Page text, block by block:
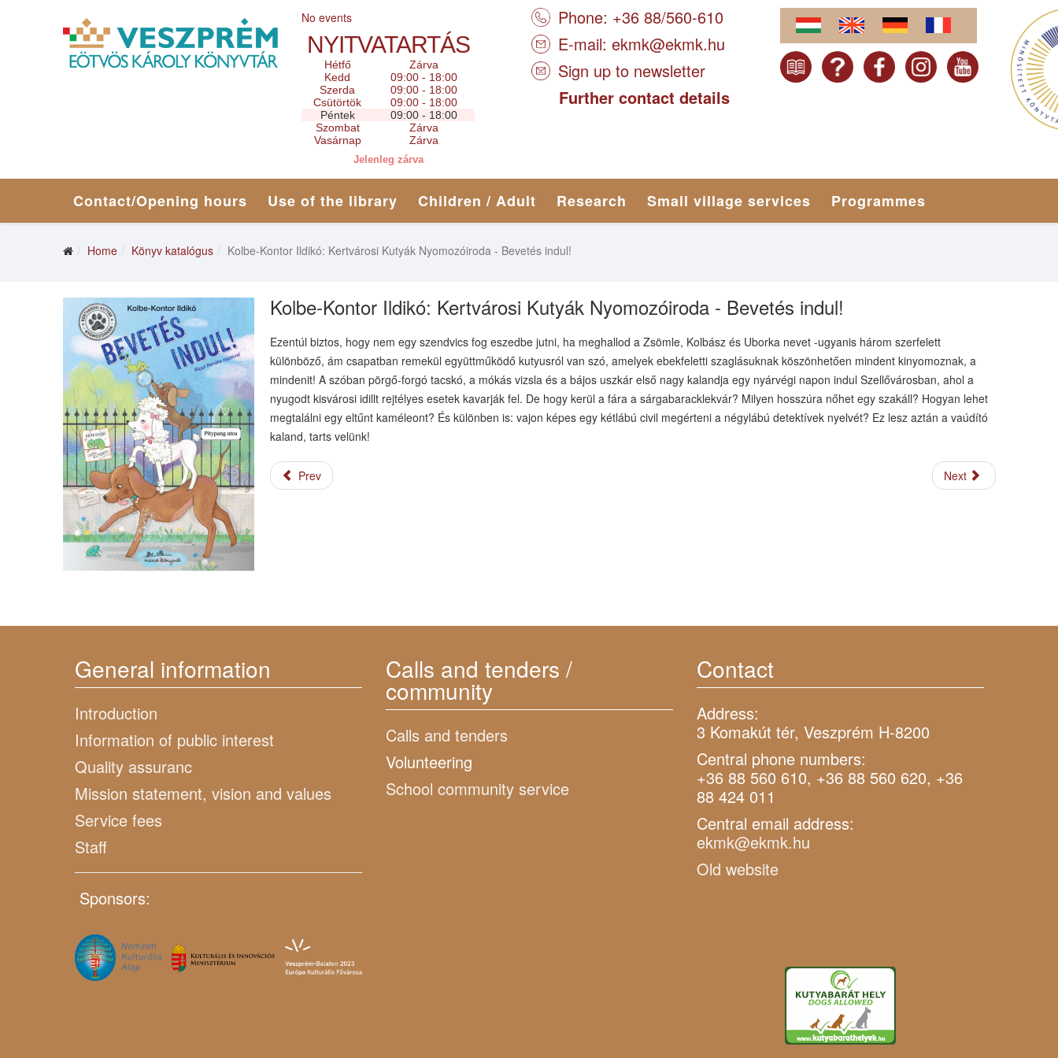
No events
NYITVATARTÁS
Hétfő
Zárva
Kedd
09:00 - 18:00
Szerda
09:00 - 18:00
Csütörtök
09:00 - 18:00
Péntek
09:00 - 18:00
Szombat
Zárva
Vasárnap
Zárva
Jelenleg zárva
Phone: +36 88/560-610
E-mail: ekmk@ekmk.hu
Sign up to newsletter
Further contact details
Contact/Opening hours Use of the library Children / Adult Research Small village services Programmes
Home Könyv katalógus Kolbe-Kontor Ildikó: Kertvárosi Kutyák Nyomozóiroda - Bevetés indul!
Kolbe-Kontor Ildikó: Kertvárosi Kutyák Nyomozóiroda - Bevetés indul!
Ezentúl biztos, hogy nem egy szendvics fog eszedbe jutni, ha meghallod a Zsömle, Kolbász és Uborka nevet -ugyanis három szerfelett
különböző, ám csapatban remekül együttműködő kutyusról van szó, amelyek ebekfeletti szaglásuknak köszönhetően mindent kinyomoznak, a
mindenit! A szóban pörgő-forgó tacskó, a mókás vizsla és a bájos uszkár első nagy kalandja egy nyárvégi napon indul Szellővárosban, ahol a
nyugodt kisvárosi idillt rejtélyes esetek kavarják fel. De hogy kerül a fára a sárgabaracklekvár? Milyen hosszúra nőhet egy szakáll? Hogyan lehet
megtalálni egy eltűnt kaméleont? És különben is: vajon képes egy kétlábú civil megérteni a négylábú detektívek nyelvét? Ez lesz aztán a vaúdító
kaland, tarts velünk!
Prev Next
General information
Introduction
Information of public interest
Quality assuranc
Mission statement, vision and values
Service fees
Staff
Sponsors:
Calls and tenders /
community
Calls and tenders
Volunteering
School community service
Contact
Address:
3 Komakút tér, Veszprém H-8200
Central phone numbers:
+36 88 560 610, +36 88 560 620, +36
88 424 011
Central email address:
ekmk@ekmk.hu
Old website